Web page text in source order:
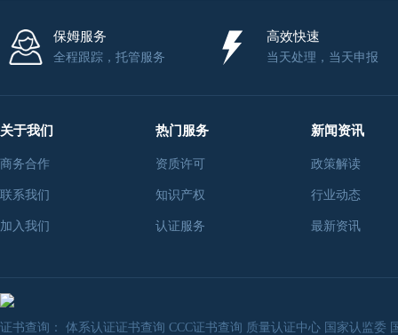
保姆服务
全程跟踪，托管服务
高效快速
当天处理，当天申报
关于我们
商务合作
联系我们
加入我们
热门服务
资质许可
知识产权
认证服务
新闻资讯
政策解读
行业动态
最新资讯
证书查询： 体系认证证书查询 CCC证书查询 质量认证中心 国家认监委